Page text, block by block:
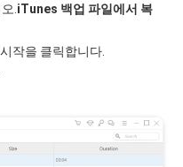
. iTunes 백업 파일에서 복
작을 클릭합니다.